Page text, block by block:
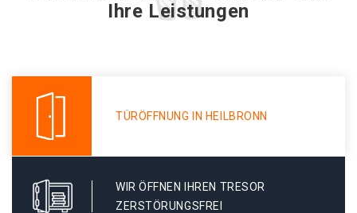
Ihre Leistungen
TÜRÖFFNUNG IN HEILBRONN
WIR ÖFFNEN IHREN TRESOR
ZERSTÖRUNGSFREI